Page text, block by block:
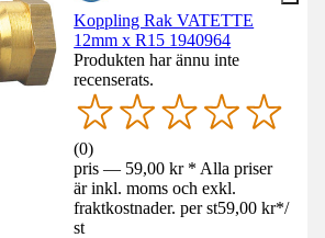
Koppling Rak VATETTE
12mm x R15 1940964
Produkten har ännu inte
recenserats.
(0)
pris — 59,00 kr * Alla priser
är inkl. moms och exkl.
fraktkostnader. per st59,00 kr*/
st